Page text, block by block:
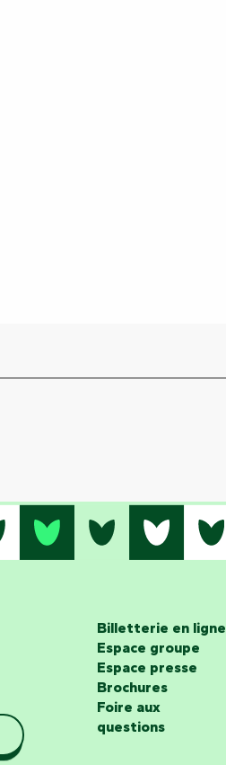
Billetterie en ligne
Espace groupe
Espace presse
Brochures
Foire aux
questions